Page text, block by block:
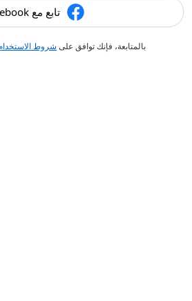
تابع مع Facebook
بالمتابعة، فإنك توافق على شروط